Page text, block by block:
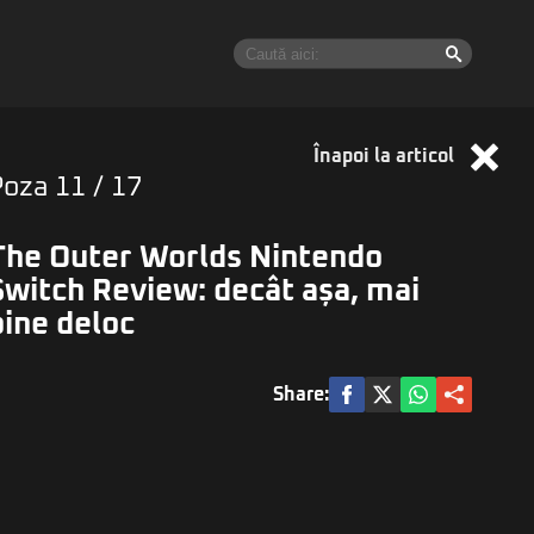
Înapoi la articol
11 / 17
Outer Worlds Nintendo
Review: decât așa, mai
deloc
Share: